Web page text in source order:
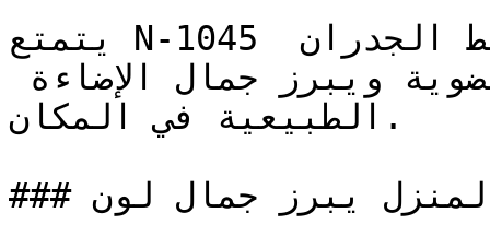
يتمتع N-1045 بطابع رملي طبيعي يربط الجدران
الطبيعية في المكان.
### في أي زوايا المنزل يبرز جمال لون N-1045؟